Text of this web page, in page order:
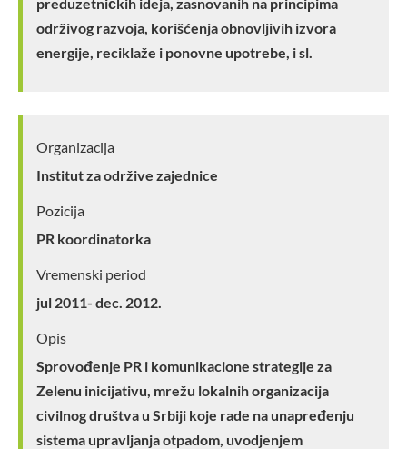
održivog razvoja, korišćenja obnovljivih izvora
energije, reciklaže i ponovne upotrebe, i sl.
Organizacija
Institut za održive zajednice
Pozicija
PR koordinatorka
Vremenski period
jul 2011- dec. 2012.
Opis
Sprovođenje PR i komunikacione strategije za
Zelenu inicijativu, mrežu lokalnih organizacija
civilnog društva u Srbiji koje rade na unapređenju
sistema upravljanja otpadom, uvodjenjem